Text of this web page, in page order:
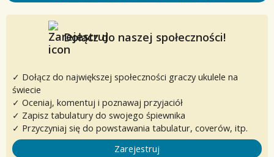
Dołącz do naszej społeczności!
✓ Dołącz do największej społeczności graczy ukulele na
świecie
✓ Oceniaj, komentuj i poznawaj przyjaciół
✓ Zapisz tabulatury do swojego śpiewnika
✓ Przyczyniaj się do powstawania tabulatur, coverów, itp.
Zarejestruj